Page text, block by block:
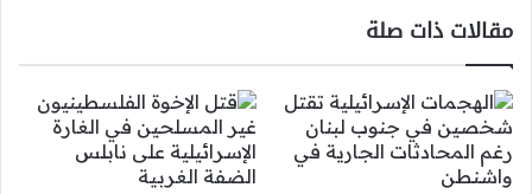
مقالات ذات صلة